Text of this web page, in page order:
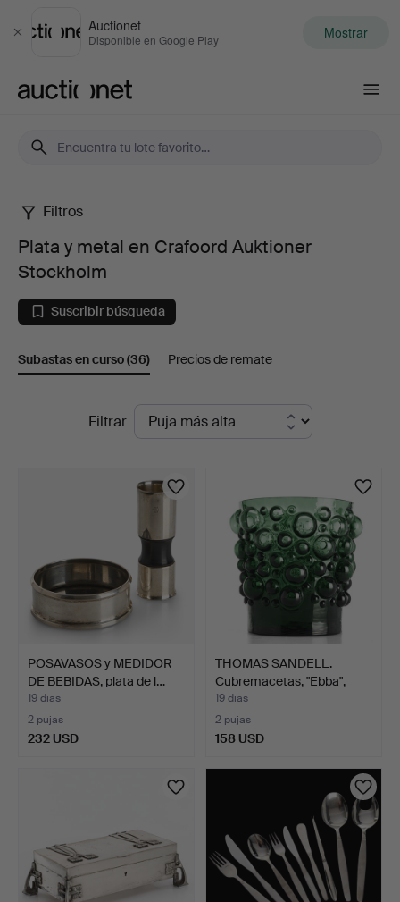
Cerrar
Auctionet
Disponible en Google Play Mostrar
Plata
metal
en
Auktioner
Stockholm
Filtros
Plata y metal en Crafoord Auktioner
Stockholm
Suscribir búsqueda
Subastas en curso(36) Precios de remate
SubastasFiltrar
POSAVASOS y MEDIDOR
DE BEBIDAS, plata de l…
19 días
2 pujas
232 USD
THOMAS SANDELL.
Cubremacetas, "Ebba",
Reij…
19 días
2 pujas
158 USD